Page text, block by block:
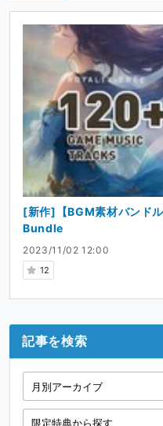
2023/11/02 12:00
12
[新作]【BGM素材バン
Bundle
記事を検索